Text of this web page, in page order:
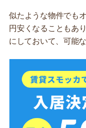
似たような物件でも
円安くなることもあ
にしておいて、可能